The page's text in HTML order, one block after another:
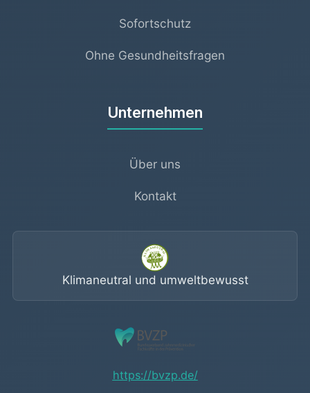
Sofortschutz
Ohne Gesundheitsfragen
Unternehmen
Über uns
Kontakt
Klimaneutral und umweltbewusst
https://bvzp.de/